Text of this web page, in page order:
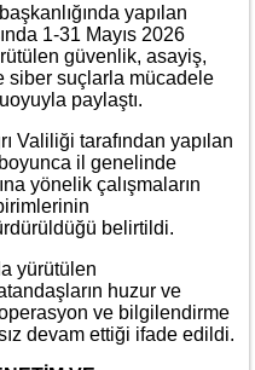
yapılan
1-31 Mayıs 2026
güvenlik, asayiş,
siber suçlarla mücadele
paylaştı.
Valiliği tarafından yapılan
boyunca il genelinde
yönelik çalışmaların
belirtildi.
yürütülen
huzur ve
ve bilgilendirme
devam ettiği ifade edildi.